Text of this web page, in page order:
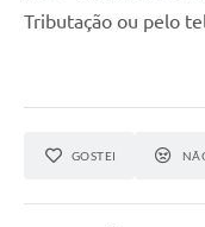
Tributação ou pelo
GOSTEI